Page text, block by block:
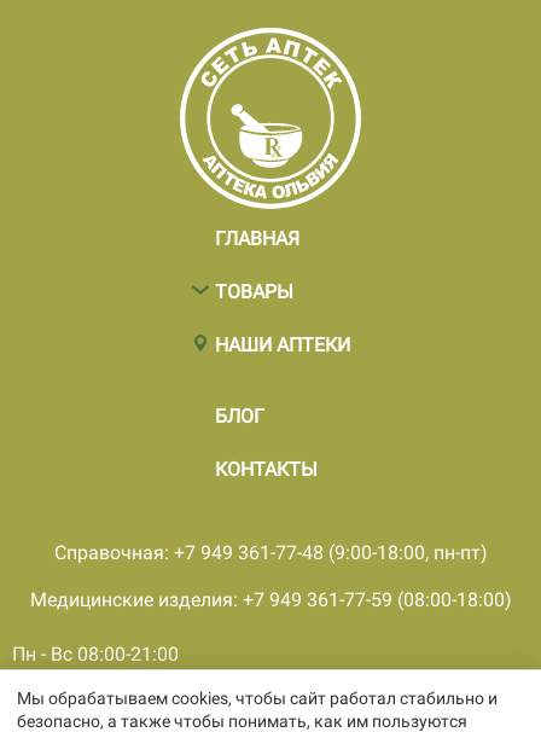
ГЛАВНАЯ
ТОВАРЫ
НАШИ АПТЕКИ
БЛОГ
КОНТАКТЫ
Пн - Вс 08:00-21:00
Справочная: +7 949 361-77-48 (9:00-18:00, пн-пт)
Медицинские изделия: +7 949 361-77-59 (08:00-18:00)
© 2001 - 2026, все права защищены, ООО «ПКМФ «Ольвия-
Мы обрабатываем cookies, чтобы сайт работал стабильно и
безопасно, а также чтобы понимать, как им пользуются